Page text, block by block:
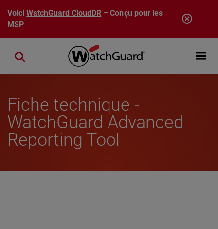
Aller au contenu principal
VoiciWatchGuard CloudDR – Conçu pour les
MSP
Open
Close search
Fiche technique -
WatchGuard Advanced
Reporting Tool